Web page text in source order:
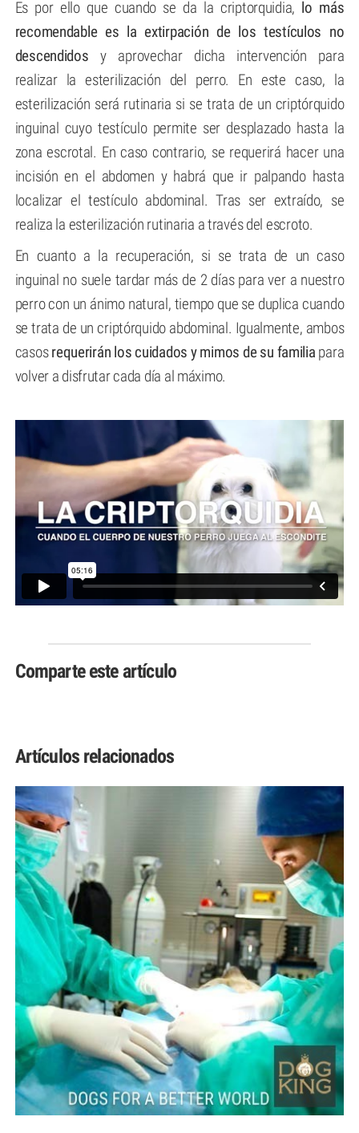
Es por ello que cuando se da la criptorquidia, lo más
recomendable es la extirpación de los testículos no
descendidos y aprovechar dicha intervención para
realizar la esterilización del perro. En este caso, la
esterilización será rutinaria si se trata de un criptórquido
inguinal cuyo testículo permite ser desplazado hasta la
zona escrotal. En caso contrario, se requerirá hacer una
incisión en el abdomen y habrá que ir palpando hasta
localizar el testículo abdominal. Tras ser extraído, se
realiza la esterilización rutinaria a través del escroto.
En cuanto a la recuperación, si se trata de un caso
inguinal no suele tardar más de 2 días para ver a nuestro
perro con un ánimo natural, tiempo que se duplica cuando
se trata de un criptórquido abdominal. Igualmente, ambos
casosrequerirán los cuidados y mimos de su familia para
volver a disfrutar cada día al máximo.
Comparte este artículo
Artículos relacionados